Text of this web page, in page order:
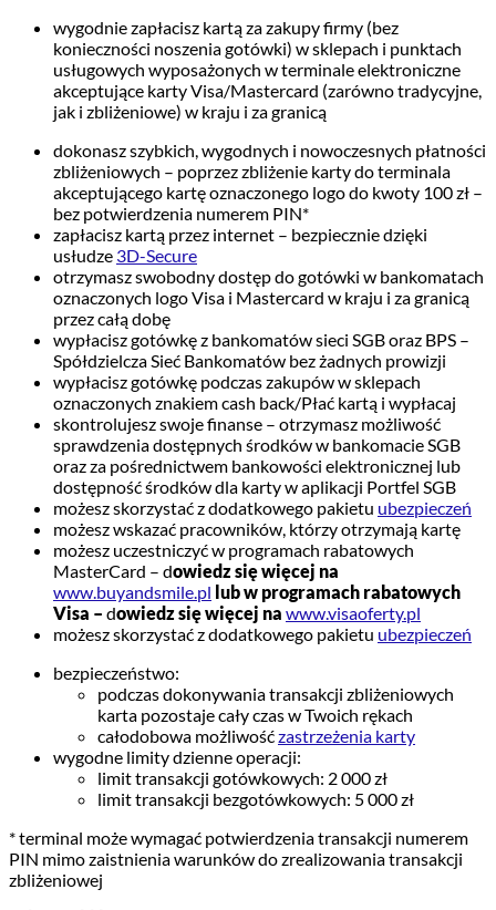
wygodnie zapłacisz kartą za zakupy firmy (bez
konieczności noszenia gotówki) w sklepach i punktach
usługowych wyposażonych w terminale elektroniczne
akceptujące karty Visa/Mastercard (zarówno tradycyjne,
jak i zbliżeniowe) w kraju i za granicą
dokonasz szybkich, wygodnych i nowoczesnych płatności
zbliżeniowych – poprzez zbliżenie karty do terminala
akceptującego kartę oznaczonego logo do kwoty 100 zł –
bez potwierdzenia numerem PIN*
zapłacisz kartą przez internet – bezpiecznie dzięki
usłudze 3D-Secure
otrzymasz swobodny dostęp do gotówki w bankomatach
oznaczonych logo Visa i Mastercard w kraju i za granicą
przez całą dobę
wypłacisz gotówkę z bankomatów sieci SGB oraz BPS –
Spółdzielcza Sieć Bankomatów bez żadnych prowizji
wypłacisz gotówkę podczas zakupów w sklepach
oznaczonych znakiem cash back/Płać kartą i wypłacaj
skontrolujesz swoje finanse – otrzymasz możliwość
sprawdzenia dostępnych środków w bankomacie SGB
oraz za pośrednictwem bankowości elektronicznej lub
dostępność środków dla karty w aplikacji Portfel SGB
możesz skorzystać z dodatkowego pakietu ubezpieczeń
możesz wskazać pracowników, którzy otrzymają kartę
możesz uczestniczyć w programach rabatowych
MasterCard – dowiedz się więcej na
www.buyandsmile.pl lub w programach rabatowych
Visa – dowiedz się więcej na www.visaoferty.pl
możesz skorzystać z dodatkowego pakietu ubezpieczeń
bezpieczeństwo:
podczas dokonywania transakcji zbliżeniowych
karta pozostaje cały czas w Twoich rękach
całodobowa możliwośćzastrzeżenia karty
wygodne limity dzienne operacji:
limit transakcji gotówkowych: 2 000 zł
limit transakcji bezgotówkowych: 5 000 zł
* terminal może wymagać potwierdzenia transakcji numerem
PIN mimo zaistnienia warunków do zrealizowania transakcji
zbliżeniowej